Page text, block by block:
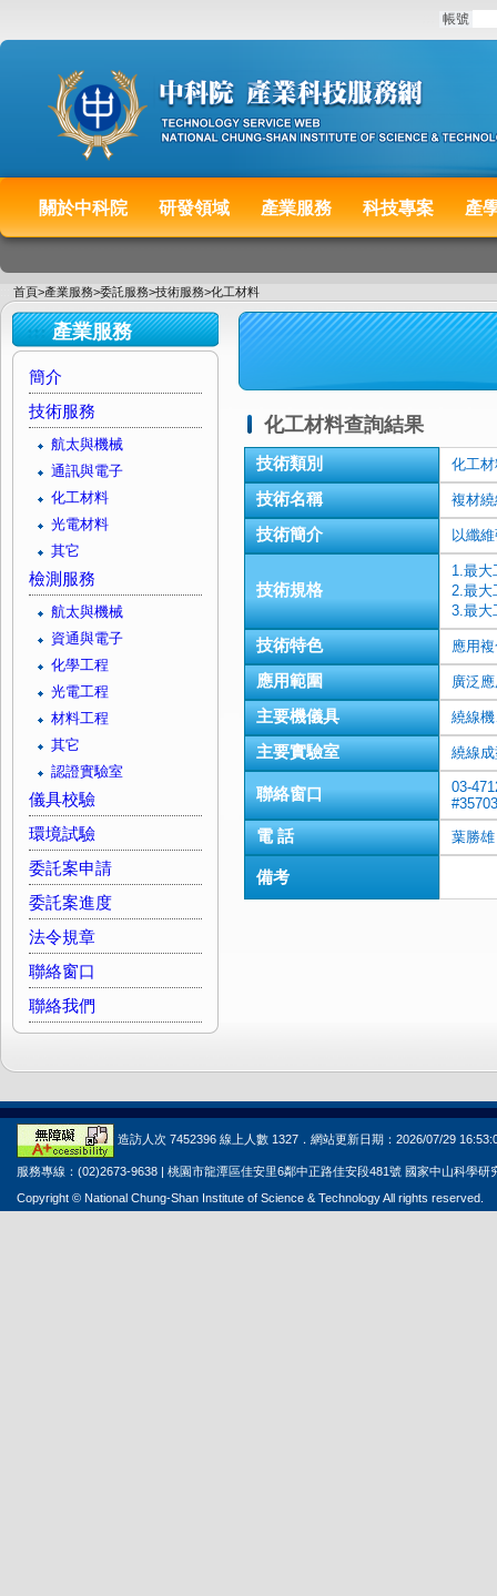
帳號
關於中科院 研發領域 產業服務 科技專案 產
首頁>產業服務>委託服務>技術服務>化工材料
:::產業服務
簡介
技術服務
航太與機械
通訊與電子
化工材料
光電材料
其它
檢測服務
航太與機械
資通與電子
化學工程
光電工程
材料工程
其它
認證實驗室
儀具校驗
環境試驗
委託案申請
委託案進度
法令規章
聯絡窗口
聯絡我們
化工材料查詢結果
技術類別 化工
技術名稱 複材
技術簡介 以纖
技術規格
1.最大
2.最大
3.最大
技術特色 應用
應用範圍 廣泛
主要機儀具 繞線
主要實驗室 繞線
聯絡窗口
03-
電 話 葉勝雄
備考
造訪人次 7452396 線上人數 1327．網站更新日期：2026/07/29
服務專線：(02)2673-9638 | 桃園市龍潭區佳安里6鄰中正路佳安段481號 國家中山科學研
Copyright © National Chung-Shan Institute of Science & Technology All rights reserved.